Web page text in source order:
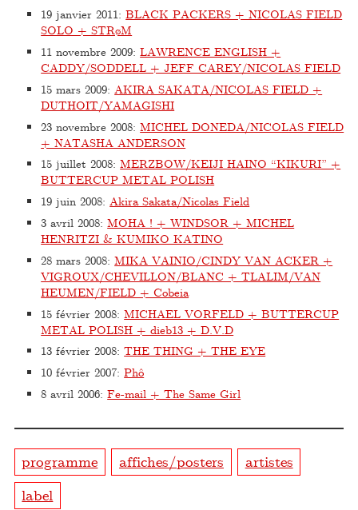
19 janvier 2011:BLACK PACKERS + NICOLAS FIELD
SOLO + STRøM
11 novembre 2009:LAWRENCE ENGLISH +
CADDY/SODDELL + JEFF CAREY/NICOLAS FIELD
15 mars 2009:AKIRA SAKATA/NICOLAS FIELD +
DUTHOIT/YAMAGISHI
23 novembre 2008:MICHEL DONEDA/NICOLAS FIELD
+ NATASHA ANDERSON
15 juillet 2008:MERZBOW/KEIJI HAINO “KIKURI” +
BUTTERCUP METAL POLISH
19 juin 2008:Akira Sakata/Nicolas Field
3 avril 2008:MOHA ! + WINDSOR + MICHEL
HENRITZI & KUMIKO KATINO
28 mars 2008:MIKA VAINIO/CINDY VAN ACKER +
VIGROUX/CHEVILLON/BLANC + TLALIM/VAN
HEUMEN/FIELD + Cobeia
15 février 2008:MICHAEL VORFELD + BUTTERCUP
METAL POLISH + dieb13 + D.V.D
13 février 2008:THE THING + THE EYE
10 février 2007:Phô
8 avril 2006:Fe-mail + The Same Girl
programme affiches/posters
artistes
label